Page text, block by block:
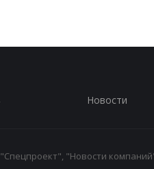
Новости
"Новости